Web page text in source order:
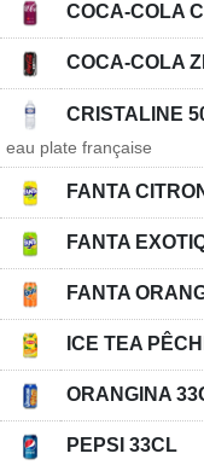
COCA-COLA
COCA-COLA
CRISTALINE
eau plate française
FANTA
FANTA
FANTA
ICE TEA
ORANGINA
PEPSI 33CL